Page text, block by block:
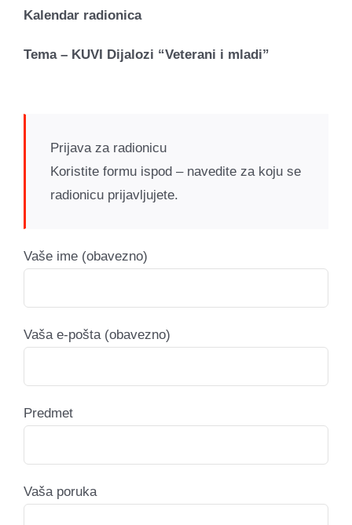
Kalendar radionica
Tema – KUVI Dijalozi “Veterani i mladi”
Prijava za radionicu
Koristite formu ispod – navedite za koju se
radionicu prijavljujete.
Vaše ime (obavezno)
Vaša e-pošta (obavezno)
Predmet
Vaša poruka